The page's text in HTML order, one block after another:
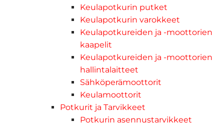
Keulapotkurin putket
Keulapotkurin varokkeet
Keulapotkureiden ja -moottorien
kaapelit
Keulapotkureiden ja -moottorien
hallintalaitteet
Sähköperämoottorit
Keulamoottorit
Potkurit ja Tarvikkeet
Potkurin asennustarvikkeet